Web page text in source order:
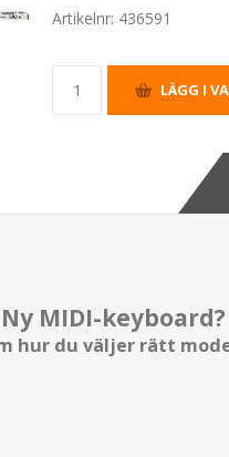
Artikelnr: 436591
MIDI-keyboard?
hur du väljer rätt